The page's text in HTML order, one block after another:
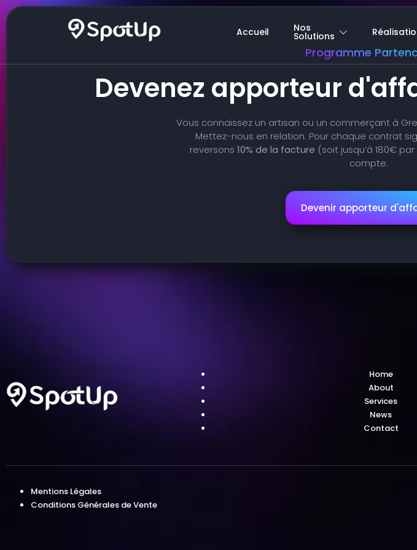
Accueil Nos
Solutions
Programme
Devenez apporteur
Vous connaissez un artisan ou un commerçant à
Mettez-nous en relation. Pour chaque contrat
reversons 10% de la facture (soit jusqu’à 180€
compte.
Devenir apporteur
Home
About
Services
News
Contact
Mentions Légales
Conditions Générales de Vente